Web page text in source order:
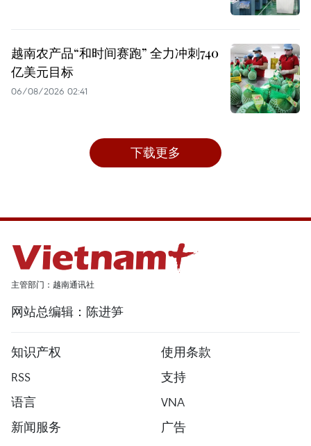
越南农产品“和时间赛跑” 全力冲刺740
亿美元目标
06/08/2026 02:41
下载更多
主管部门：越南通讯社
网站总编辑：陈进笋
知识产权
使用条款
RSS
支持
语言
VNA
新闻服务
广告